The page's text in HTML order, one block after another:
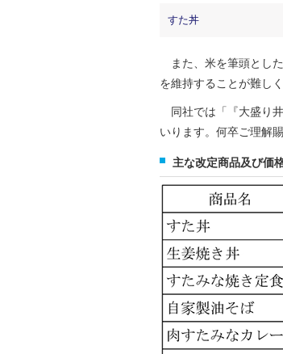
すた丼
また、米を筆頭とし
を維持することが難し
同社では「『大盛り
いります。何卒ご理解
主な改定商品及び価